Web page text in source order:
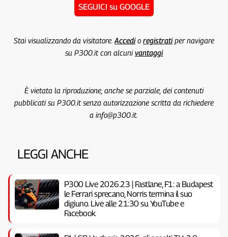
SEGUICI su GOOGLE
Stai visualizzando da visitatore. Accedio registratiper navigare
su P300.it con alcunivantaggi
È vietata la riproduzione, anche se parziale, dei contenuti
pubblicati su P300.it senza autorizzazione scritta da richiedere
a info@p300.it.
LEGGI ANCHE
P300 Live 2026.23 | Fastlane, F1: a Budapest
le Ferrari sprecano, Norris termina il suo
digiuno. Live alle 21:30 su YouTube e
Facebook